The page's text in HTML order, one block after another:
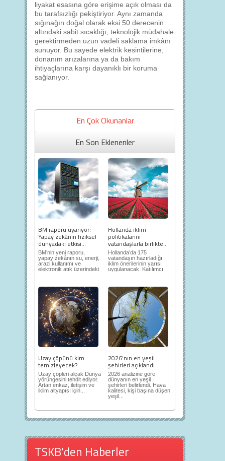
liyakat esasına göre erişime açık olması da
bu tarafsızlığı pekiştiriyor. Aynı zamanda
sığınağın doğal olarak eksi 50 derecenin
altındaki sabit sıcaklığı, teknolojik müdahale
gerektirmeden uzun vadeli saklama imkânı
sunuyor. Bu sayede elektrik kesintilerine,
donanım arızalarına ya da bakım
ihtiyaçlarına karşı dayanıklı bir koruma
sağlanıyor.
En Çok Okunanlar
En Son Eklenenler
BM raporu uyarıyor:
Yapay zekânın fiziksel
dünyadaki etkisi...
BM’nin yeni raporu,
yapay zekânın su, enerji,
arazi kullanımı ve
elektronik atık üzerindeki
Hollanda iklim
politikalarını
vatandaşlarla birlikte...
Hollanda’da 175
vatandaşın hazırladığı
iklim önerilerinin yarısı
uygulanacak. Katılımcı
Uzay çöpünü kim
temizleyecek?
Uzay çöpleri alçak Dünya
yörüngesini tehdit ediyor.
Artan enkaz, iletişim ve
iklim altyapısı için...
2026’nın en yeşil
şehirleri açıklandı
2026 analizine göre
dünyanın en yeşil
şehirleri belirlendi. Hava
kalitesi, kişi başına düşen
yeşil...
TSKB'den Haberler